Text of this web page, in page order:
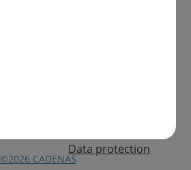
©2026 CADENAS
Data protection